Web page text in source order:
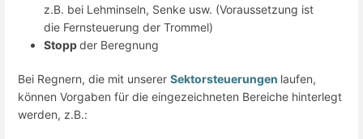
z.B. bei Lehminseln, Senke usw. (Voraussetzung ist
die Fernsteuerung der Trommel)
Stoppder Beregnung
Bei Regnern, die mit unserer Sektorsteuerungen laufen,
können Vorgaben für die eingezeichneten Bereiche hinterlegt
werden, z.B.: